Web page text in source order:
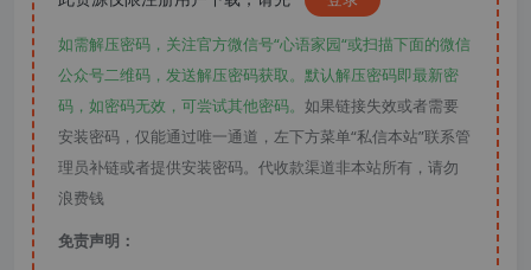
如需解压密码，关注官方微信号“心语家园“或扫描下面的微信
公众号二维码，发送解压密码获取。默认解压密码即最新密
码，如密码无效，可尝试其他密码。 如果链接失效或者需要
安装密码，仅能通过唯一通道，左下方菜单“私信本站”联系管
理员补链或者提供安装密码。代收款渠道非本站所有，请勿
浪费钱
免责声明：